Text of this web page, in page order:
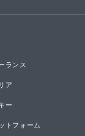
ランス
ア
ー
トフォーム